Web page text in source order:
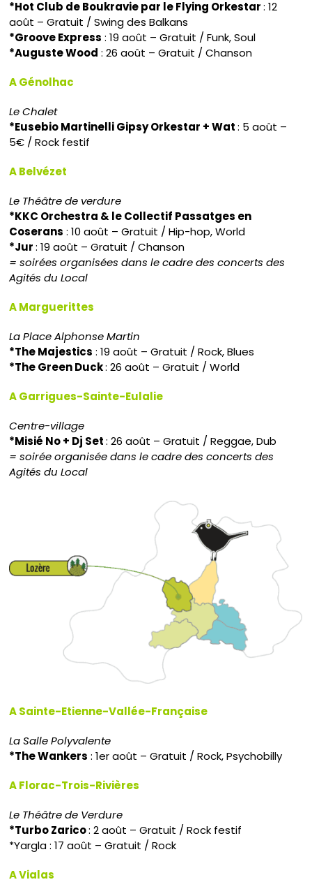
*Hot Club de Boukravie par le Flying Orkestar: 12
août – Gratuit / Swing des Balkans
*Groove Express : 19 août – Gratuit / Funk, Soul
*Auguste Wood : 26 août – Gratuit / Chanson
A Génolhac
Le Chalet
*Eusebio Martinelli Gipsy Orkestar + Wat: 5 août –
5€ / Rock festif
A Belvézet
Le Théâtre de verdure
*KKC Orchestra & le Collectif Passatges en
Coserans : 10 août – Gratuit / Hip-hop, World
*Jur: 19 août – Gratuit / Chanson
= soirées organisées dans le cadre des concerts des
Agités du Local
A Marguerittes
La Place Alphonse Martin
*The Majestics : 19 août – Gratuit / Rock, Blues
*The Green Duck: 26 août – Gratuit / World
A Garrigues-Sainte-Eulalie
Centre-village
*Misié No + Dj Set: 26 août – Gratuit / Reggae, Dub
= soirée organisée dans le cadre des concerts des
Agités du Local
A Sainte-Etienne-Vallée-Française
La Salle Polyvalente
*The Wankers : 1er août – Gratuit / Rock, Psychobilly
A Florac-Trois-Rivières
Le Théâtre de Verdure
*Turbo Zarico: 2 août – Gratuit / Rock festif
*Yargla : 17 août – Gratuit / Rock
A Vialas